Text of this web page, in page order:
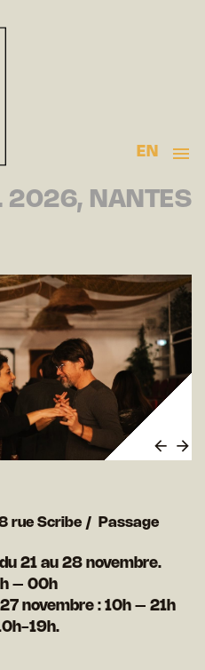
EN
2026, NANTES
rue Scribe / Passage
21 au 28 novembre.
– 00h
novembre : 10h – 21h
19h.